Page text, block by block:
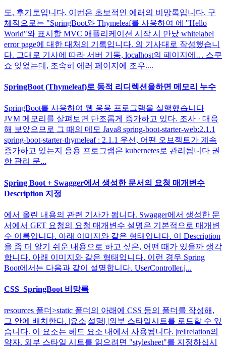
도, 후기토입니다. 이번은 초보적인 에러의 비망록입니다. 구
체적으로는 "SpringBoot와 Thymeleaf를 사용하여 에 "Hello
World"와 표시할 MVC 애플리케이션 시작 시 만났 whitelabel
error page에 대한 대처의 기록입니다. 의 기사대로 작성했습니
다. 그대로 기사에 따라 서버 기동, localhost의 페이지에… 스쿠
쇼 잊었는데, 조속히 에러 페이지에 조우....
SpringBoot (Thymeleaf)로 동적 리디렉션을하면 메모리 누수
SpringBoot를 사용하여 웹 응용 프로그램을 실행했습니다
JVM 메모리를 살펴보면 단조롭게 증가하고 있다. 조사 · 대응
해 보았으므로 그 때의 메모 Java8 spring-boot-starter-web:2.1.1
spring-boot-starter-thymeleaf : 2.1.1 우선, 어떤 오브젝트가 계속
증가하고 있는지 응용 프로그램은 kubernetes로 관리됩니다 권
한 관리 문...
Spring Boot + Swagger에서 생성한 문서의 요청 매개변수
Description 지정
에서 올린 내용의 관련 기사가 됩니다. Swagger에서 생성한 문
서에서 GET 요청의 요청 매개변수 설명은 기본적으로 매개변
수 이름입니다. 아래 이미지와 같은 형태입니다. 이 Description
을 좀 더 알기 쉬운 내용으로 하고 싶은, 어떤 때가 있을까 생각
합니다. 아래 이미지와 같은 형태입니다. 이런 경우 Spring
Boot에서는 다음과 같이 설명합니다. UserController.j...
CSS_SpringBoot 비망록
resources 폴더>static 폴더의 아래에 CSS 등의 폴더를 작성해,
그 안에 배치한다. |요소|설명| |외부 스타일시트를 로드할 수 있
습니다. 이 요소는 헤드 요소 내에서 사용됩니다. |rel|relation의
약자. 외부 스타일 시트를 읽으려면 "stylesheet"를 지정하십시